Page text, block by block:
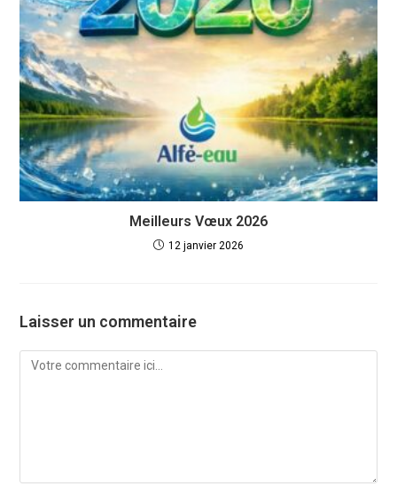
Meilleurs Vœux 2026
12 janvier 2026
Laisser un commentaire